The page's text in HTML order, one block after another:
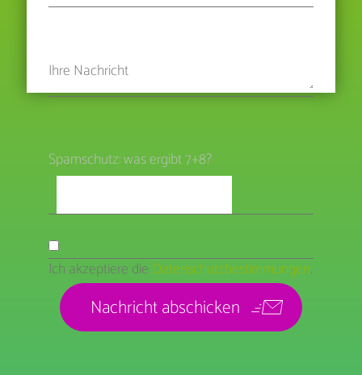
Spamschutz: was ergibt 7+8?
Ich akzeptiere die Datenschutzbestimmungen.